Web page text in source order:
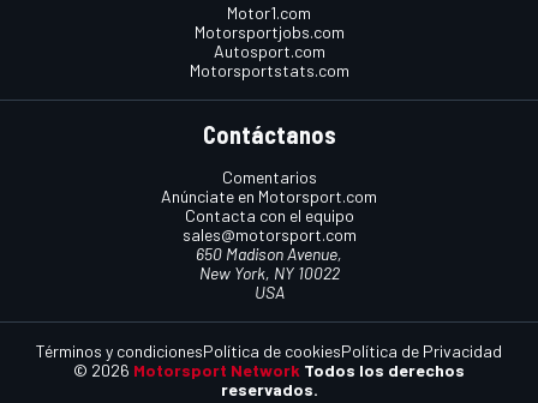
Motor1.com
Motorsportjobs.com
Autosport.com
Motorsportstats.com
Contáctanos
Comentarios
Anúnciate en Motorsport.com
Contacta con el equipo
sales@motorsport.com
650 Madison Avenue,
New York, NY 10022
USA
© 2026 Motorsport Network Todos los derechos
reservados.
Términos y condicionesPolítica de cookiesPolítica de Privacidad